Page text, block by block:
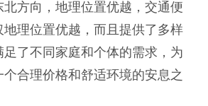
方向，地理位置优越，交通便
理位置优越，而且提供了多样
了不同家庭和个体的需求，为
合理价格和舒适环境的安息之